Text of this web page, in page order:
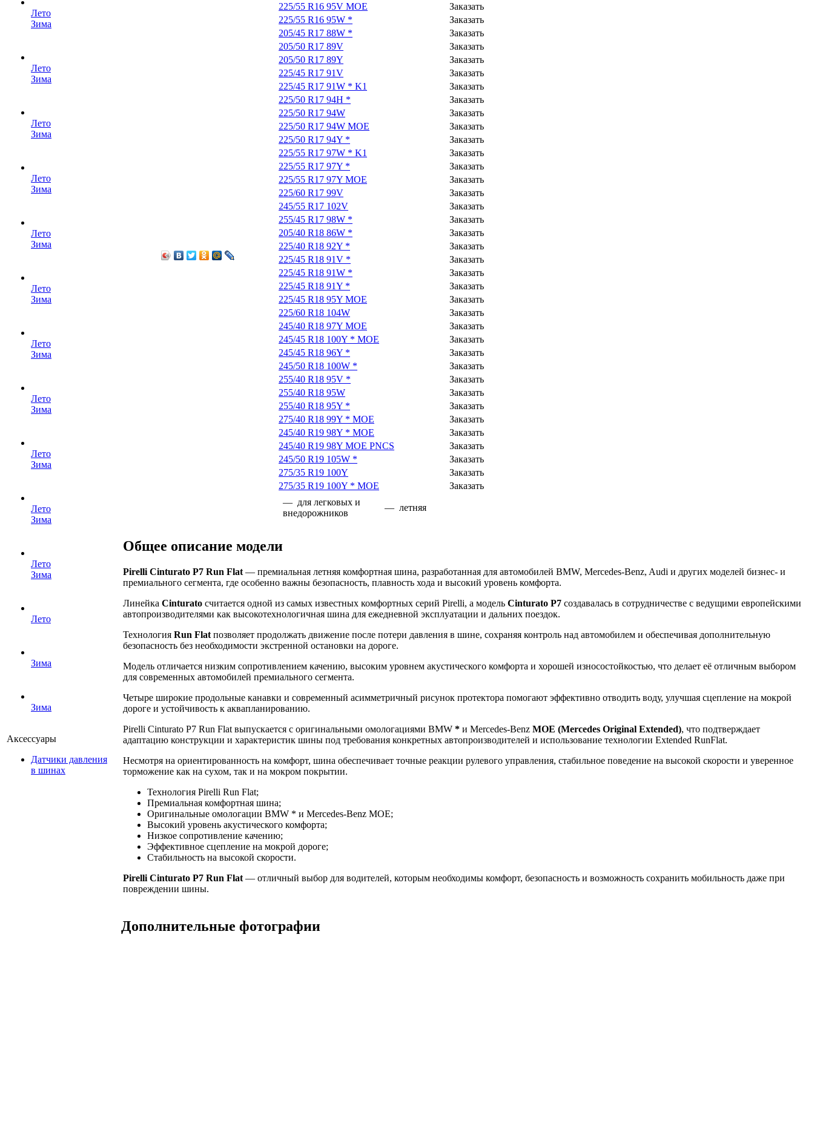
Лето
Зима
Лето
Зима
Лето
Зима
Лето
Зима
Лето
Зима
Лето
Зима
Лето
Зима
Лето
Зима
Лето
Зима
Лето
Зима
Лето
Зима
Лето
Зима
Зима
Аксессуары
Датчики давления
в шинах
225/55 R16 95V MOE
Заказать
225/55 R16 95W *
Заказать
205/45 R17 88W *
Заказать
205/50 R17 89V
Заказать
205/50 R17 89Y
Заказать
225/45 R17 91V
Заказать
225/45 R17 91W * K1
Заказать
225/50 R17 94H *
Заказать
225/50 R17 94W
Заказать
225/50 R17 94W MOE
Заказать
225/50 R17 94Y *
Заказать
225/55 R17 97W * K1
Заказать
225/55 R17 97Y *
Заказать
225/55 R17 97Y MOE
Заказать
225/60 R17 99V
Заказать
245/55 R17 102V
Заказать
255/45 R17 98W *
Заказать
205/40 R18 86W *
Заказать
225/40 R18 92Y *
Заказать
225/45 R18 91V *
Заказать
225/45 R18 91W *
Заказать
225/45 R18 91Y *
Заказать
225/45 R18 95Y MOE
Заказать
225/60 R18 104W
Заказать
245/40 R18 97Y MOE
Заказать
245/45 R18 100Y * MOE
Заказать
245/45 R18 96Y *
Заказать
245/50 R18 100W *
Заказать
255/40 R18 95V *
Заказать
255/40 R18 95W
Заказать
255/40 R18 95Y *
Заказать
275/40 R18 99Y * MOE
Заказать
245/40 R19 98Y * MOE
Заказать
245/40 R19 98Y MOE PNCS
Заказать
245/50 R19 105W *
Заказать
275/35 R19 100Y
Заказать
275/35 R19 100Y * MOE
Заказать
— для легковых и
внедорожников
— летняя
Общее описание модели
Pirelli Cinturato P7 Run Flat — премиальная летняя комфортная шина, разработанная для автомобилей BMW, Mercedes-Benz, Audi и других моделей бизнес- и
премиального сегмента, где особенно важны безопасность, плавность хода и высокий уровень комфорта.
Линейка Cinturato считается одной из самых известных комфортных серий Pirelli, а модель Cinturato P7 создавалась в сотрудничестве с ведущими европейскими
автопроизводителями как высокотехнологичная шина для ежедневной эксплуатации и дальних поездок.
Технология Run Flat позволяет продолжать движение после потери давления в шине, сохраняя контроль над автомобилем и обеспечивая дополнительную
безопасность без необходимости экстренной остановки на дороге.
Модель отличается низким сопротивлением качению, высоким уровнем акустического комфорта и хорошей износостойкостью, что делает её отличным выбором
для современных автомобилей премиального сегмента.
Четыре широкие продольные канавки и современный асимметричный рисунок протектора помогают эффективно отводить воду, улучшая сцепление на мокрой
дороге и устойчивость к аквапланированию.
Pirelli Cinturato P7 Run Flat выпускается с оригинальными омологациями BMW * и Mercedes-Benz MOE (Mercedes Original Extended), что подтверждает
адаптацию конструкции и характеристик шины под требования конкретных автопроизводителей и использование технологии Extended RunFlat.
Несмотря на ориентированность на комфорт, шина обеспечивает точные реакции рулевого управления, стабильное поведение на высокой скорости и уверенное
торможение как на сухом, так и на мокром покрытии.
Технология Pirelli Run Flat;
Премиальная комфортная шина;
Оригинальные омологации BMW * и Mercedes-Benz MOE;
Высокий уровень акустического комфорта;
Низкое сопротивление качению;
Эффективное сцепление на мокрой дороге;
Стабильность на высокой скорости.
Pirelli Cinturato P7 Run Flat — отличный выбор для водителей, которым необходимы комфорт, безопасность и возможность сохранить мобильность даже при
повреждении шины.
Дополнительные фотографии